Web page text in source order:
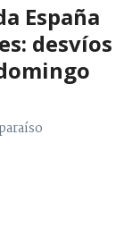
España
desvíos